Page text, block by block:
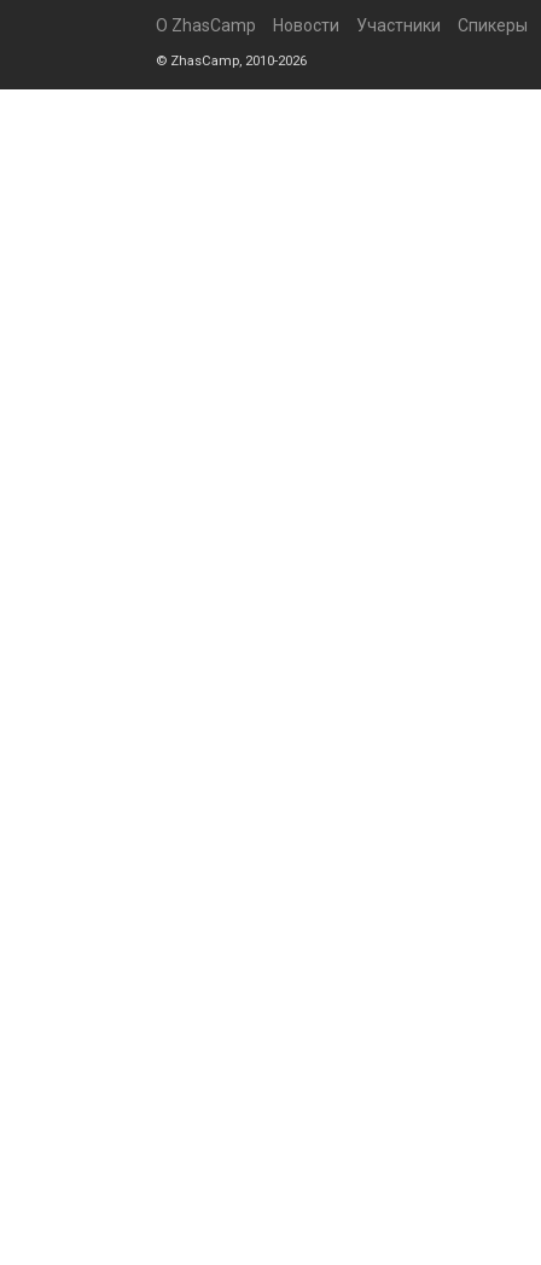
О ZhasCamp Новости Участники Спикеры
© ZhasCamp, 2010-2026